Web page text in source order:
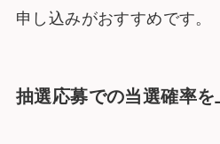
申し込みがおすすめです。
抽選応募での当選確率を